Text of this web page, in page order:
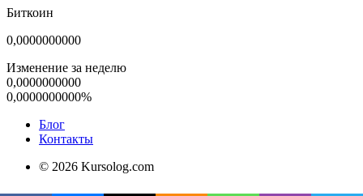
Биткоин
0,0000000000
Изменение за неделю
0,0000000000
0,0000000000%
Блог
Контакты
© 2026 Kursolog.com